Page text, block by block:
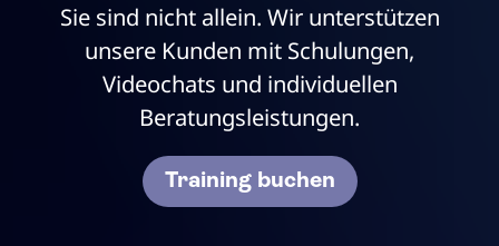
Sie sind nicht allein. Wir unterstützen
unsere Kunden mit Schulungen,
Videochats und individuellen
Beratungsleistungen.
Training buchen